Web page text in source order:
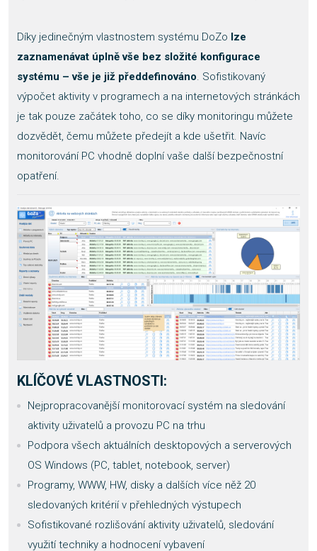
Díky jedinečným vlastnostem systému DoZo lze
zaznamenávat úplně vše bez složité konfigurace
systému – vše je již předdefinováno. Sofistikovaný
výpočet aktivity v programech a na internetových stránkách
je tak pouze začátek toho, co se díky monitoringu můžete
dozvědět, čemu můžete předejít a kde ušetřit. Navíc
monitorování PC vhodně doplní vaše další bezpečnostní
opatření.
KLÍČOVÉ VLASTNOSTI:
Nejpropracovanější monitorovací systém na sledování
aktivity uživatelů a provozu PC na trhu
Podpora všech aktuálních desktopových a serverových
OS Windows (PC, tablet, notebook, server)
Programy, WWW, HW, disky a dalších více něž 20
sledovaných kritérií v přehledných výstupech
Sofistikované rozlišování aktivity uživatelů, sledování
využití techniky a hodnocení vybavení